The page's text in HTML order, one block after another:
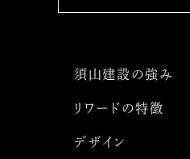
須山建設の強み
リワードの特徴
デザイン